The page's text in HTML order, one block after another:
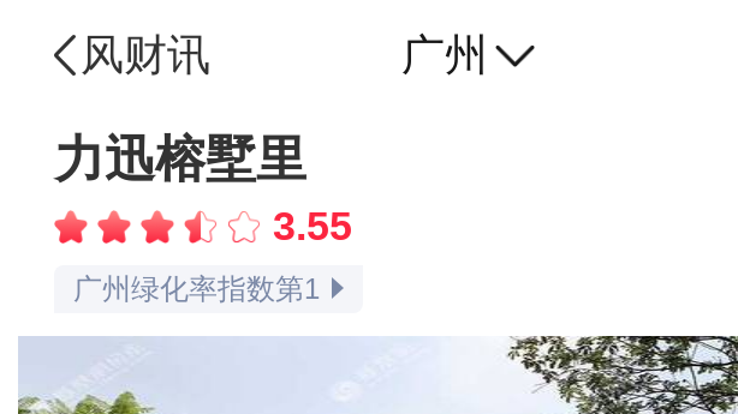
风财讯 广州
力迅榕墅里
3.55
广州交通指数第1
广州配套指数第1
广州容积率指数第1
广州绿化率指数第1
广州车位比指数第1
广州楼盘点评指数第3